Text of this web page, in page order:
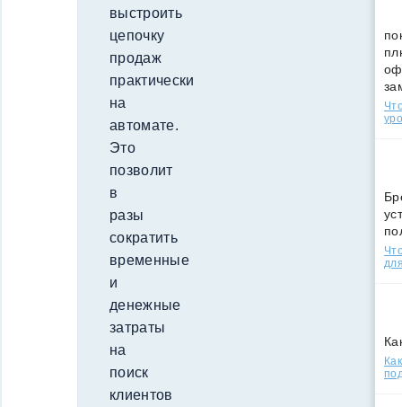
выстроить
цепочку
продаж
практически
на
автомате.
Это
позволит
в
разы
сократить
временные
и
денежные
затраты
на
поиск
клиентов